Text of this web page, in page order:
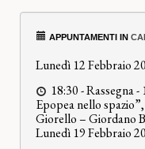
APPUNTAMENTI IN
Lunedì 12 Febbraio
18:30 -Rassegna-
Epopea nello
Giorello – Giordano
Lunedì 19 Febbraio